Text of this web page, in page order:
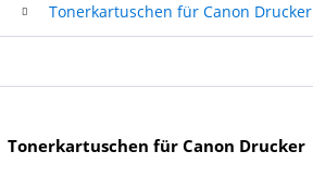
Tonerkartuschen für Canon Drucker
Tonerkartuschen für Canon Drucker